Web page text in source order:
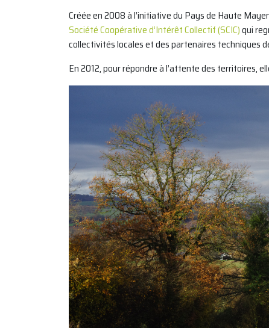
Créée en 2008 à l’initiative du Pays de Haute
Société Coopérative d’Intérêt Collectif (SCIC)qui
collectivités locales et des partenaires techniques
En 2012, pour répondre à l’attente des territoires,